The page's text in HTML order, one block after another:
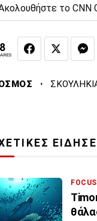
το CNN
8
·
FOCUS